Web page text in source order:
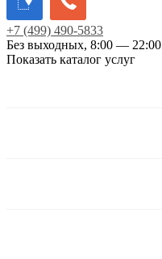
+7 (499) 490-5833
Без выходных, 8:00 — 22:00
Показать каталог услуг